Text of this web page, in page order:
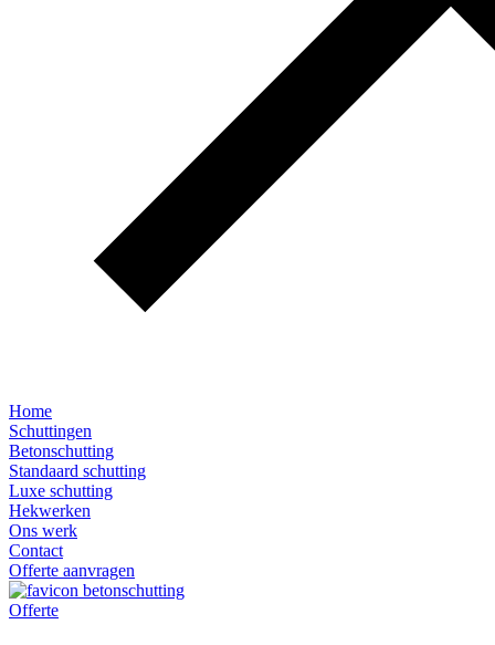
Home
Schuttingen
Betonschutting
Standaard schutting
Luxe schutting
Hekwerken
Ons werk
Contact
Offerte aanvragen
Offerte